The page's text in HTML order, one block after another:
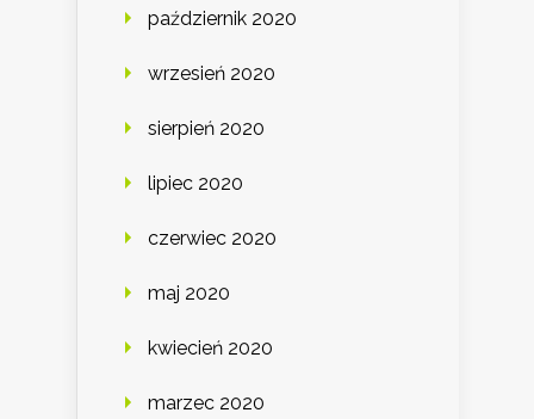
październik 2020
wrzesień 2020
sierpień 2020
lipiec 2020
czerwiec 2020
maj 2020
kwiecień 2020
marzec 2020